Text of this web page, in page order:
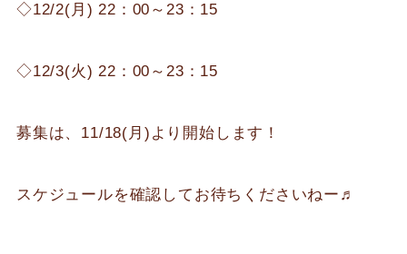
◇12/2(月) 22：00～23：15
◇12/3(火) 22：00～23：15
募集は、11/18(月)より開始します！
スケジュールを確認してお待ちくださいねー♬